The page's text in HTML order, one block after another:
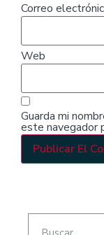
Correo
Web
Guarda mi
este navegador